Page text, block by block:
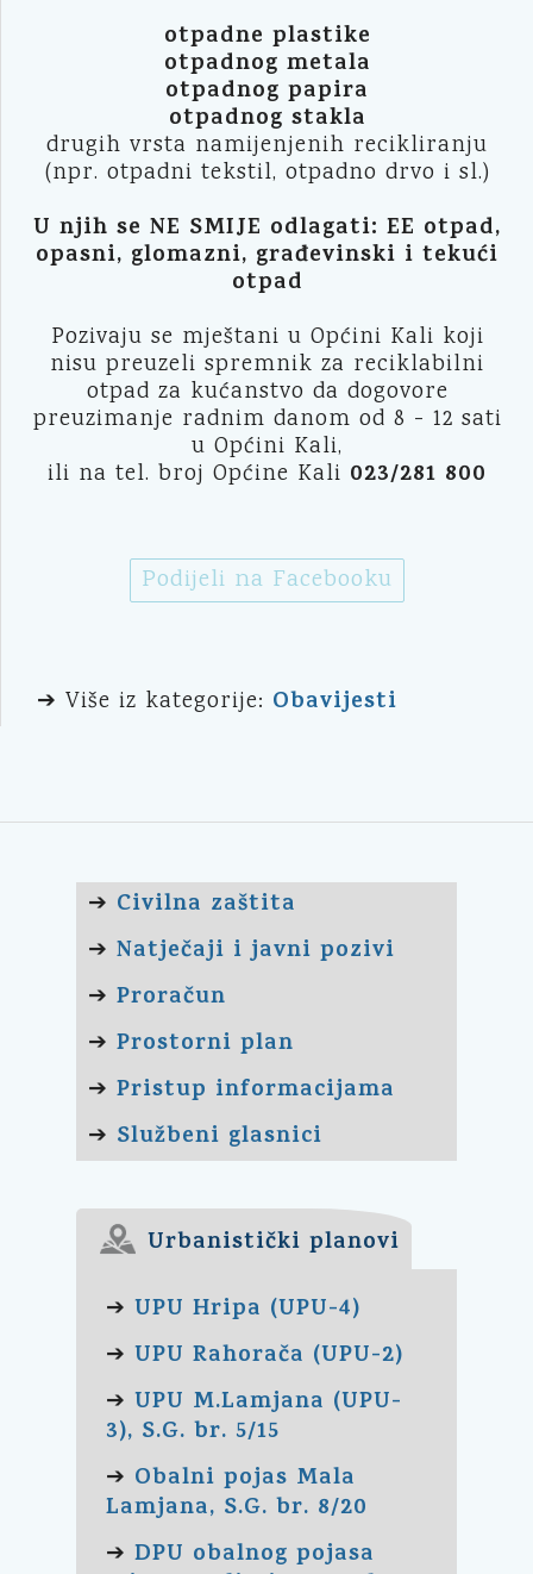
otpadne plastike
otpadnog metala
otpadnog papira
otpadnog stakla
drugih vrsta namijenjenih recikliranju
(npr. otpadni tekstil, otpadno drvo i sl.)
U njih se NE SMIJE odlagati: EE otpad,
opasni, glomazni, građevinski i tekući
otpad
Pozivaju se mještani u Općini Kali koji
nisu preuzeli spremnik za reciklabilni
otpad za kućanstvo da dogovore
preuzimanje radnim danom od 8 - 12 sati
u Općini Kali,
ili na tel. broj Općine Kali 023/281 800
Podijeli na Facebooku
➔ Više iz kategorije: Obavijesti
➔ Civilna zaštita
➔ Natječaji i javni pozivi
➔ Proračun
➔ Prostorni plan
➔ Pristup informacijama
➔ Službeni glasnici
Urbanistički planovi
➔ UPU Hripa (UPU-4)
➔ UPU Rahorača (UPU-2)
➔ UPU M.Lamjana (UPU-
3), S.G. br. 5/15
➔ Obalni pojas Mala
Lamjana, S.G. br. 8/20
➔ DPU obalnog pojasa